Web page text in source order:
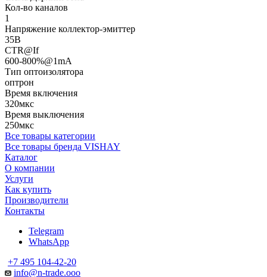
Кол-во каналов
1
Напряжение коллектор-эмиттер
35В
CTR@If
600-800%@1mA
Тип оптоизолятора
оптрон
Время включения
320мкс
Время выключения
250мкс
Все товары категории
Все товары бренда VISHAY
Каталог
О компании
Услуги
Как купить
Производители
Контакты
Telegram
WhatsApp
+7 495 104-42-20
info@n-trade.ooo